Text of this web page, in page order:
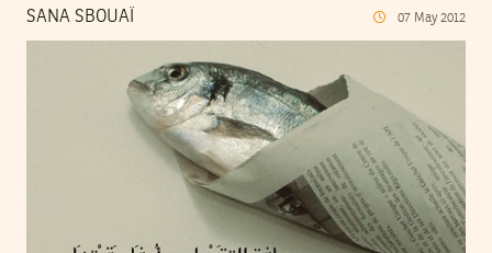
SANA SBOUAÏ 07 May 2012